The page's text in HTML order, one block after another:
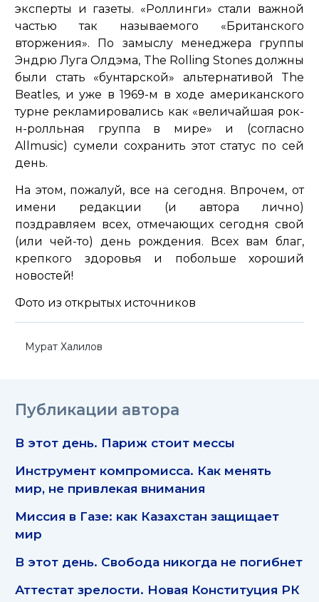
эксперты и газеты. «Роллинги» стали важной
частью так называемого «Британского
вторжения». По замыслу менеджера группы
Эндрю Луга Олдэма, The Rolling Stones должны
были стать «бунтарской» альтернативой The
Beatles, и уже в 1969-м в ходе американского
турне рекламировались как «величайшая рок-
н-ролльная группа в мире» и (согласно
Allmusic) сумели сохранить этот статус по сей
день.
На этом, пожалуй, все на сегодня. Впрочем, от
имени редакции (и автора лично)
поздравляем всех, отмечающих сегодня свой
(или чей-то) день рождения. Всех вам благ,
крепкого здоровья и побольше хороший
новостей!
Фото из открытых источников
Мурат Халилов
Публикации автора
В этот день. Париж стоит мессы
Инструмент компромисса. Как менять
мир, не привлекая внимания
Миссия в Газе: как Казахстан защищает
мир
В этот день. Свобода никогда не погибнет
Аттестат зрелости. Новая Конституция РК